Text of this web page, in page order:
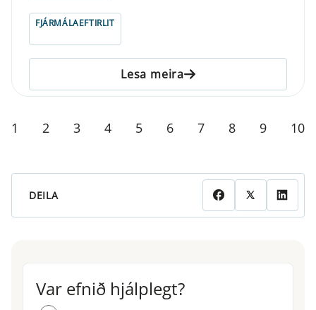
FJÁRMÁLAEFTIRLIT
Lesa meira
1 2 3 4 5 6 7 8 9 10
DEILA
Var efnið hjálplegt?
Var efnið hjálplegt?